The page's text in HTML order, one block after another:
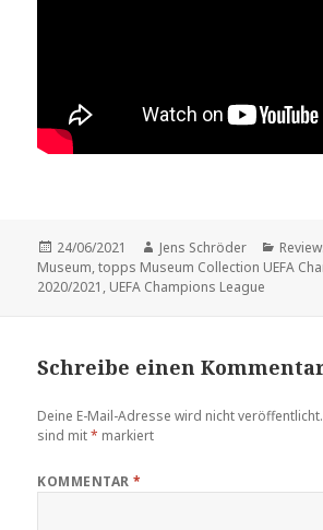
Veröffentlicht
am
24/06/2021 Autor
Jens Schröder
Museum,topps Museum Collection UEFA
2020/2021 , UEFA Champions League
Schreibe einen
Deine E-Mail-Adresse wird nicht veröffentlicht.
sind mit* markiert
KOMMENTAR*